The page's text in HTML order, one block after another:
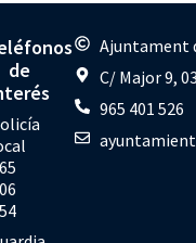
de
Ajuntament
C/ Major 9,
965 401 526